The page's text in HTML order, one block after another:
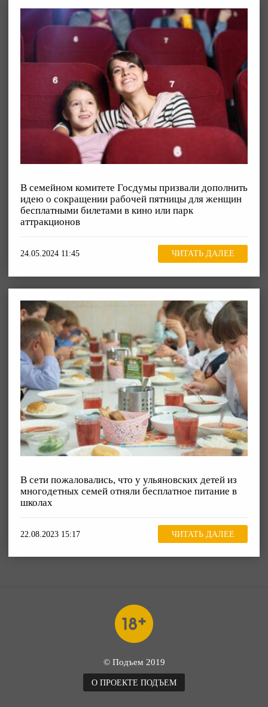
В семейном комитете Госдумы призвали дополнить
идею о сокращении рабочей пятницы для женщин
бесплатными билетами в кино или парк
аттракционов
24.05.2024 11:45 ЧИТАТЬ ДАЛЕЕ
В сети пожаловались, что у ульяновских детей из
многодетных семей отняли бесплатное питание в
школах
22.08.2023 15:17 ЧИТАТЬ ДАЛЕЕ
© Подъем 2019
О ПРОЕКТЕ ПОДЪЕМ